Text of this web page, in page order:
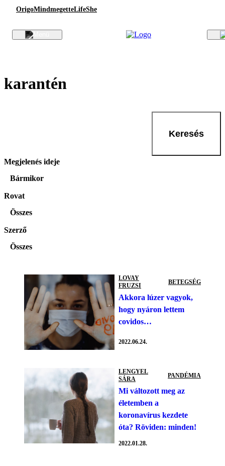
OrigoMindmegetteLifeShe
karantén
Keresés
Megjelenés ideje
Bármikor
Rovat
Összes
Szerző
Összes
LOVAY
FRUZSI
BETEGSÉG
Akkora lúzer vagyok,
hogy nyáron lettem
covidos…
2022.06.24.
LENGYEL
SÁRA
PANDÉMIA
Mi változott meg az
életemben a
koronavírus kezdete
óta? Röviden: minden!
2022.01.28.